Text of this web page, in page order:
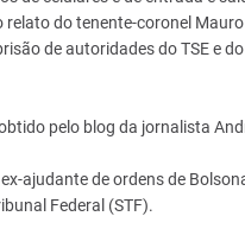
do tenente-coronel
de autoridades do TSE e
pelo blog da jornalista
ajudante de ordens de
Federal (STF).